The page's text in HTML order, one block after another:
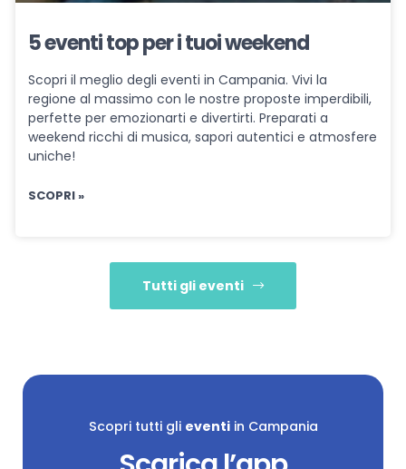
5 eventi top per i tuoi weekend
Scopri il meglio degli eventi in Campania. Vivi la
regione al massimo con le nostre proposte imperdibili,
perfette per emozionarti e divertirti. Preparati a
weekend ricchi di musica, sapori autentici e atmosfere
uniche!
SCOPRI »
Tutti gli eventi
Scopri tutti gli eventiin Campania